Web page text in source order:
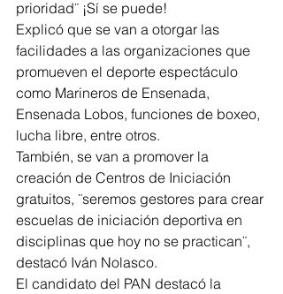
prioridad¨ ¡Sí se puede!
Explicó que se van a otorgar las
facilidades a las organizaciones que
promueven el deporte espectáculo
como Marineros de Ensenada,
Ensenada Lobos, funciones de boxeo,
lucha libre, entre otros.
También, se van a promover la
creación de Centros de Iniciación
gratuitos, ¨seremos gestores para crear
escuelas de iniciación deportiva en
disciplinas que hoy no se practican¨,
destacó Iván Nolasco.
El candidato del PAN destacó la